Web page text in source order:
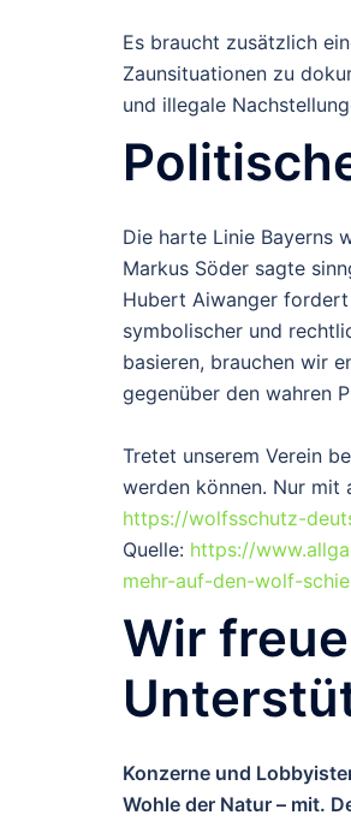
Es braucht zusätzlich
Zaunsituationen zu
und illegale
Die harte Linie Bayerns
Markus Söder sagte
Hubert Aiwanger fordert
symbolischer und
basieren, brauchen wir
gegenüber den wahren
Tretet unserem Verein
werden können. Nur mit
https://wolfsschutz-
Quelle: https://
mehr-auf-den-wolf-
Wir
Konzerne und
Wohle der Natur – mit.